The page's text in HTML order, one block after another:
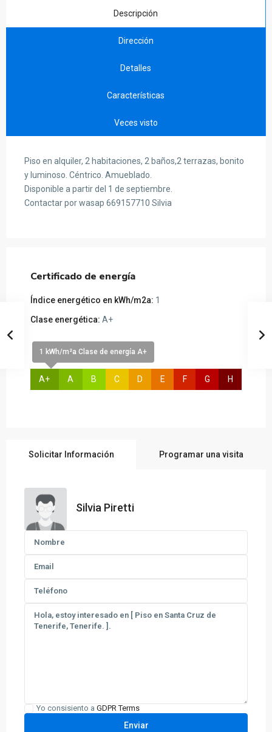
Descripción
Dirección
Detalles
Características
Veces visto
Piso en alquiler, 2 habitaciones, 2 baños,2 terrazas, bonito
y luminoso. Céntrico. Amueblado.
Disponible a partir del 1 de septiembre.
Contactar por wasap 669157710 Silvia
Certificado de energía
Índice energético en kWh/m2a: 1
Clase energética: A+
1 kWh/m²a Clase de energía A+
A+ A B C D E F G H
Solicitar Información Programar una visita
Silvia Piretti
Yo consisiento a GDPR Terms